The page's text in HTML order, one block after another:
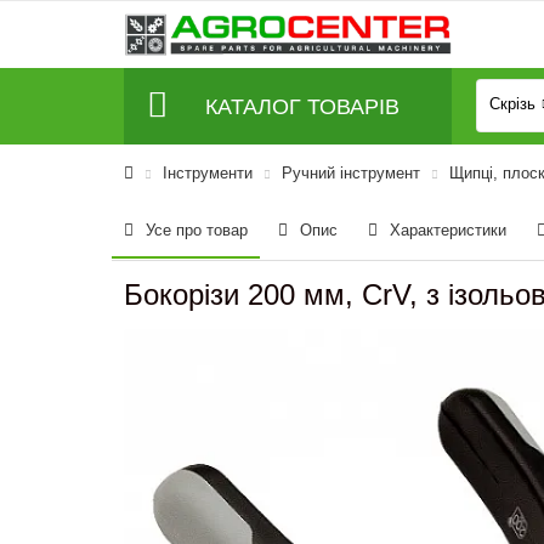
КАТАЛОГ ТОВАРІВ Скрізь
Інструменти Ручний інструмент Щипці,
Усе про товар Опис Характеристики
Бокорізи 200 мм, CrV, з